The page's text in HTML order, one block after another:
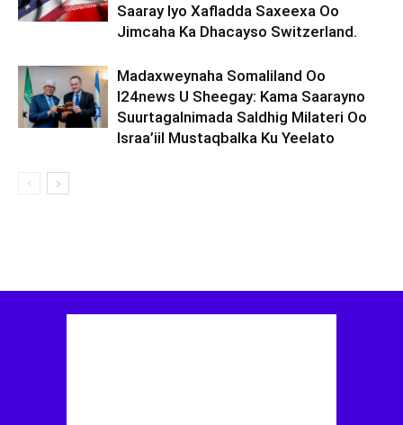
Saaray Iyo Xafladda Saxeexa Oo
Jimcaha Ka Dhacayso Switzerland.
Madaxweynaha Somaliland Oo
I24news U Sheegay: Kama Saarayno
Suurtagalnimada Saldhig Milateri Oo
Israa’iil Mustaqbalka Ku Yeelato